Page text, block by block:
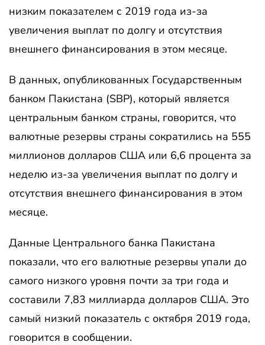
низким показателем с 2019 года из-за
увеличения выплат по долгу и отсутствия
внешнего финансирования в этом месяце.
В данных, опубликованных Государственным
банком Пакистана (SBP), который является
центральным банком страны, говорится, что
валютные резервы страны сократились на 555
миллионов долларов США или 6,6 процента за
неделю из-за увеличения выплат по долгу и
отсутствия внешнего финансирования в этом
месяце.
Данные Центрального банка Пакистана
показали, что его валютные резервы упали до
самого низкого уровня почти за три года и
составили 7,83 миллиарда долларов США. Это
самый низкий показатель с октября 2019 года,
говорится в сообщении.